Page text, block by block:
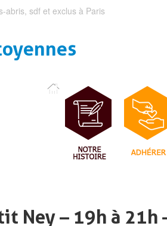
abris, sdf et exclus à Paris
Ney – 19h à